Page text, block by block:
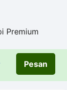
Premium
Pesan